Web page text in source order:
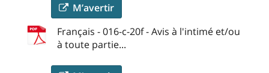
M’avertir
Français - 016-c-20f - Avis à l'intimé et/ou
à toute partie...